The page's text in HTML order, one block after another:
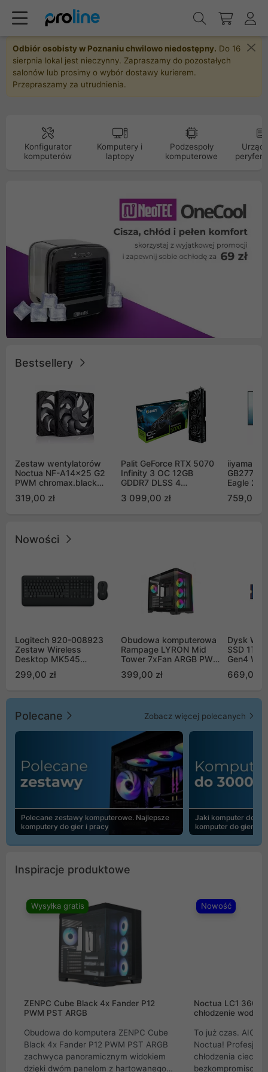
Odbiór osobisty w Poznaniu chwilowo niedostępny. Do 16
sierpnia lokal jest nieczynny. Zapraszamy do pozostałych
salonów lub prosimy o wybór dostawy kurierem.
Przepraszamy za utrudnienia.
Konfigurator
komputerów
Komputery i
laptopy
Podzespoły
komputerowe
Bestsellery
Zestaw wentylatorów
Noctua NF-A14x25 G2
PWM chromax.black
Push Pull (2szt)
319,00 zł
Palit GeForce RTX 5070
Infinity 3 OC 12GB
GDDR7 DLSS 4
GB2050S)
3 099,00 zł
iiyama G-
Eagle 27"
759,00 zł
Nowości
Logitech 920-008923
Zestaw Wireless
Desktop MK545
299,00 zł
Obudowa komputerowa
Rampage LYRON Mid
Tower 7xFan ARGB PWM
399,00 zł
Dysk WD
SSD 1TB
Gen4
669,00
Polecane Zobacz więcej polecanych
Polecane zestawy komputerowe. Najlepsze
komputery do gier i pracy
Jaki komputer do
komputer do gier |
Inspiracje produktowe
Wysyłka gratis
ZENPC Cube Black 4x Fander P12
PWM PST ARGB
Obudowa do komputera ZENPC Cube
Black 4x Fander P12 PWM PST ARGB
zachwyca panoramicznym widokiem
dzięki dwóm panelom z hartowanego
Nowość
Noctua LC1
chłodzenie wodne
To już czas. AIO
Noctua!
chłodzenia cieczą